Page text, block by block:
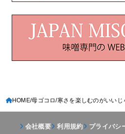
HOME 母ゴコロ 寒さを楽しむのがいいじ
会社概要 利用規約 プライバシ